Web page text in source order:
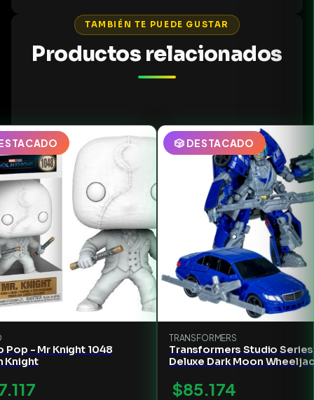
TAMBIÉN TE PUEDE GUSTAR
Productos relacionados
Pop - Mr Knight 1048
Knight
🎲 DESTACADO
TRANSFORMERS
Transformers Studio Series
Deluxe Dark Moon
$85.174